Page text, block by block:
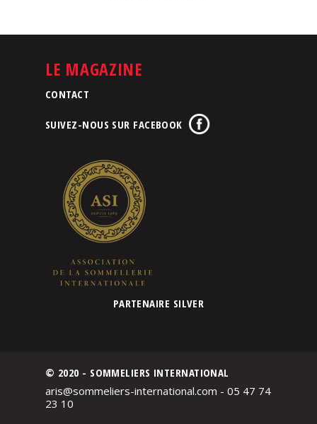
LE MAGAZINE
CONTACT
SUIVEZ-NOUS SUR FACEBOOK
PARTENAIRE SILVER
© 2020 - SOMMELIERS INTERNATIONAL
aris@sommeliers-international.com - 05 47 74
23 10